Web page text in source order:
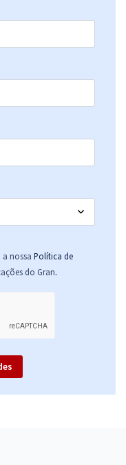
nossa Política de
do Gran.